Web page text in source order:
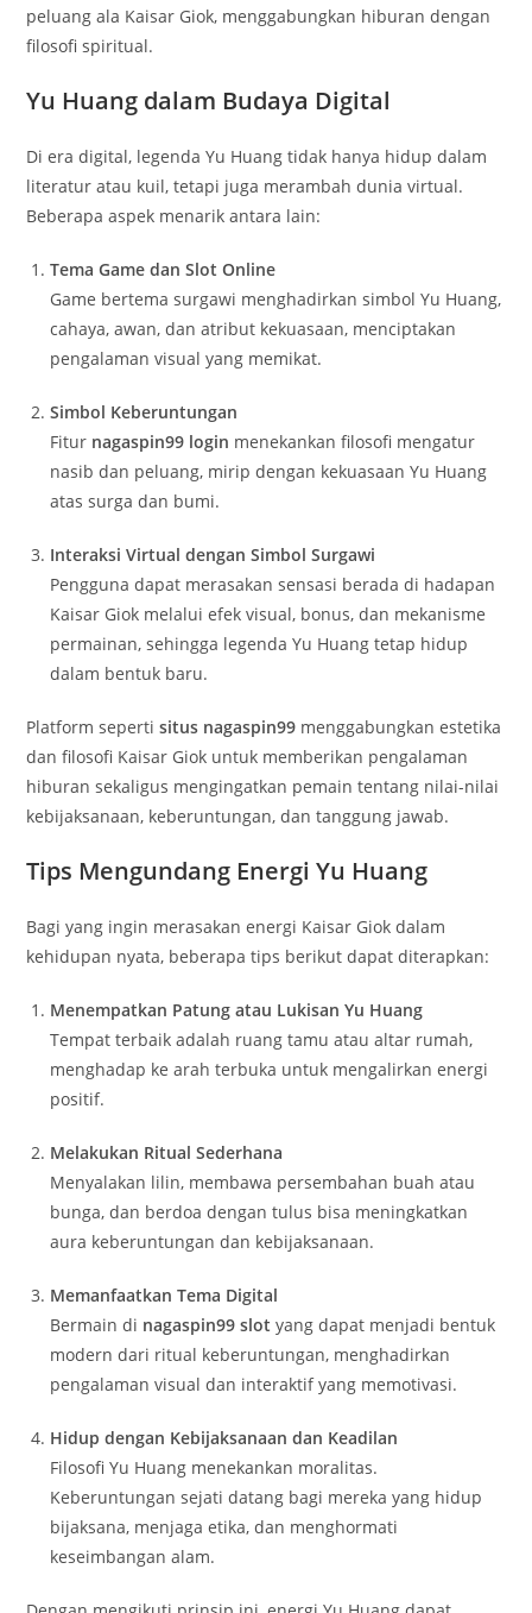
peluang ala Kaisar Giok, menggabungkan hiburan dengan
filosofi spiritual.
Yu Huang dalam Budaya Digital
Di era digital, legenda Yu Huang tidak hanya hidup dalam
literatur atau kuil, tetapi juga merambah dunia virtual.
Beberapa aspek menarik antara lain:
Tema Game dan Slot Online
Game bertema surgawi menghadirkan simbol Yu Huang,
cahaya, awan, dan atribut kekuasaan, menciptakan
pengalaman visual yang memikat.
Simbol Keberuntungan
Fitur nagaspin99 login menekankan filosofi mengatur
nasib dan peluang, mirip dengan kekuasaan Yu Huang
atas surga dan bumi.
Interaksi Virtual dengan Simbol Surgawi
Pengguna dapat merasakan sensasi berada di hadapan
Kaisar Giok melalui efek visual, bonus, dan mekanisme
permainan, sehingga legenda Yu Huang tetap hidup
dalam bentuk baru.
Platform seperti situs nagaspin99 menggabungkan estetika
dan filosofi Kaisar Giok untuk memberikan pengalaman
hiburan sekaligus mengingatkan pemain tentang nilai-nilai
kebijaksanaan, keberuntungan, dan tanggung jawab.
Tips Mengundang Energi Yu Huang
Bagi yang ingin merasakan energi Kaisar Giok dalam
kehidupan nyata, beberapa tips berikut dapat diterapkan:
Menempatkan Patung atau Lukisan Yu Huang
Tempat terbaik adalah ruang tamu atau altar rumah,
menghadap ke arah terbuka untuk mengalirkan energi
positif.
Melakukan Ritual Sederhana
Menyalakan lilin, membawa persembahan buah atau
bunga, dan berdoa dengan tulus bisa meningkatkan
aura keberuntungan dan kebijaksanaan.
Memanfaatkan Tema Digital
Bermain di nagaspin99 slotyang dapat menjadi bentuk
modern dari ritual keberuntungan, menghadirkan
pengalaman visual dan interaktif yang memotivasi.
Hidup dengan Kebijaksanaan dan Keadilan
Filosofi Yu Huang menekankan moralitas.
Keberuntungan sejati datang bagi mereka yang hidup
bijaksana, menjaga etika, dan menghormati
keseimbangan alam.